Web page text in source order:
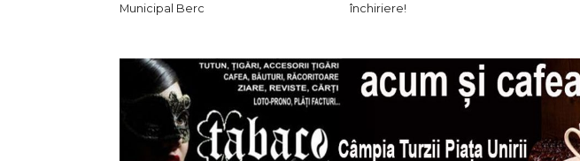
Municipal Berc
închiriere!